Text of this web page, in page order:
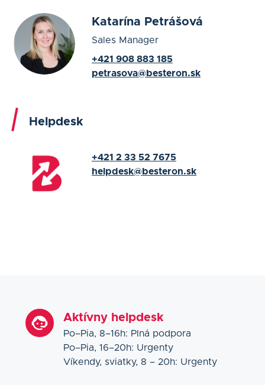
Katarína Petrášová
Sales Manager
+421 908 883 185
petrasova@besteron.sk
Helpdesk
+421 2 33 52 7675
helpdesk@besteron.sk
Aktívny helpdesk
Po–Pia, 8–16h: Plná podpora
Po–Pia, 16–20h: Urgenty
Víkendy, sviatky, 8 – 20h: Urgenty